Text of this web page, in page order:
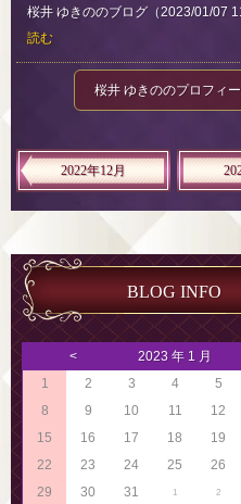
桜井 ゆきののブログ（2023/01/07
読む
桜井 ゆきののプロフィ
2022年12月
BLOG INFO
< 2023 年 1 月
1
2 3 4 5
8
9 10 11 12
15
16 17 18 19
22
23 24 25 26
29
30 31 1 2